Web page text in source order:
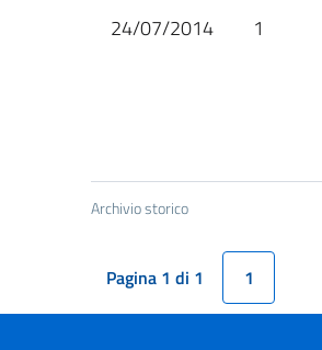
Archivio storico
24/07/2014 1
Pagina 1 di 1 1